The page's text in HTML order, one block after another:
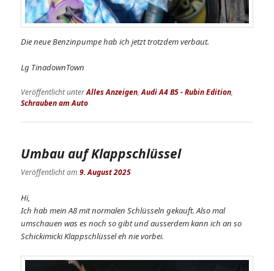
Die neue Benzinpumpe hab ich jetzt trotzdem verbaut.
Lg TinadownTown
Veröffentlicht unterAlles Anzeigen,Audi A4 B5 - Rubin Edition,
Schrauben am Auto
Umbau auf Klappschlüssel
Veröffentlicht am9. August 2025
Hi,
Ich hab mein A8 mit normalen Schlüsseln gekauft. Also mal
umschauen was es noch so gibt und ausserdem kann ich an so
Schickimicki Klappschlüssel eh nie vorbei.